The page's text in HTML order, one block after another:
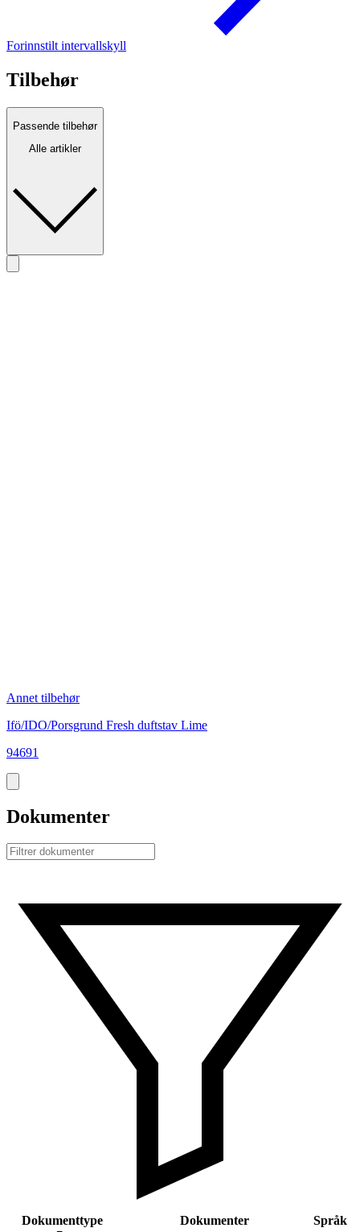
Forinnstilt intervallskyll
Tilbehør
Passende tilbehør
Alle artikler
Annet tilbehør
Ifö/IDO/Porsgrund Fresh duftstav Lime
94691
Dokumenter
Dokumenttype Dokumenter Språk